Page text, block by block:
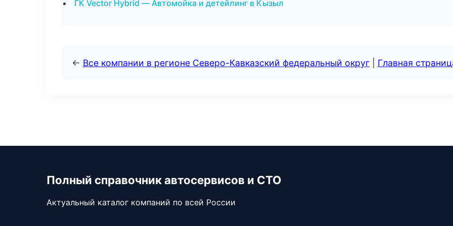
ГК Vector Hybrid — Автомойка и детейлинг в Кызыл
← Все компании в регионе Северо-Кавказский федеральный округ Главная
Полный справочник автосервисов и СТО
Актуальный каталог компаний по всей России